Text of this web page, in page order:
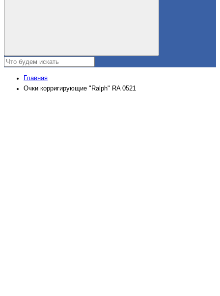
Главная
Очки корригирующие "Ralph" RA 0521